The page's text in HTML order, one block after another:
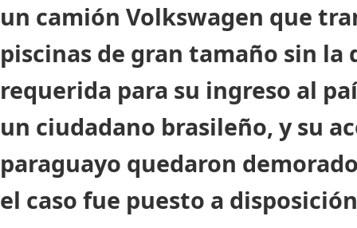
un camión Volkswagen que
piscinas de gran tamaño sin
requerida para su ingreso al
un ciudadano brasileño, y su
paraguayo quedaron
el caso fue puesto a